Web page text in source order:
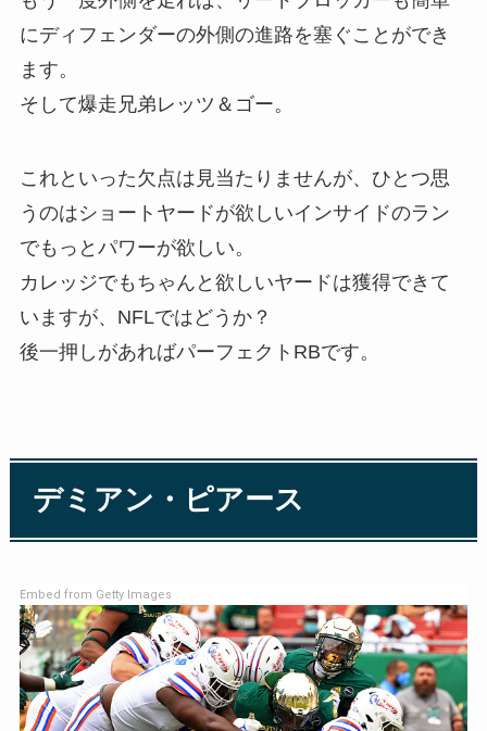
にディフェンダーの外側の進路を塞ぐことができ
ます。
そして爆走兄弟レッツ＆ゴー。
これといった欠点は見当たりませんが、ひとつ思
うのはショートヤードが欲しいインサイドのラン
でもっとパワーが欲しい。
カレッジでもちゃんと欲しいヤードは獲得できて
いますが、NFLではどうか？
後一押しがあればパーフェクトRBです。
デミアン・ピアース
Embed from Getty Images